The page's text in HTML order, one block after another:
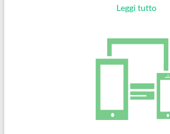
Leggi tutto